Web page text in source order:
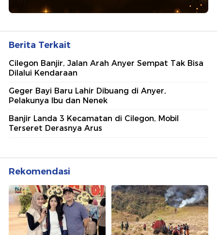
Berita Terkait
Cilegon Banjir, Jalan Arah Anyer Sempat Tak Bisa
Dilalui Kendaraan
Geger Bayi Baru Lahir Dibuang di Anyer,
Pelakunya Ibu dan Nenek
Banjir Landa 3 Kecamatan di Cilegon, Mobil
Terseret Derasnya Arus
Rekomendasi